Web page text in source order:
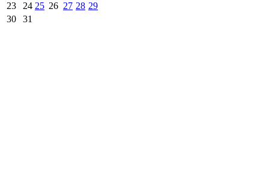
23
24 25 26 27 28 29
30
31